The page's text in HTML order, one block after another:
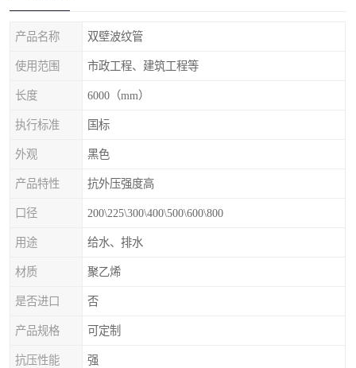
产品名称 双壁波纹管
使用范围 市政工程、建筑工程等
长度 6000（mm）
执行标准 国标
外观 黑色
产品特性 抗外压强度高
口径 200\225\300\400\500\600\800
用途 给水、排水
材质 聚乙烯
是否进口 否
产品规格 可定制
抗压性能 强